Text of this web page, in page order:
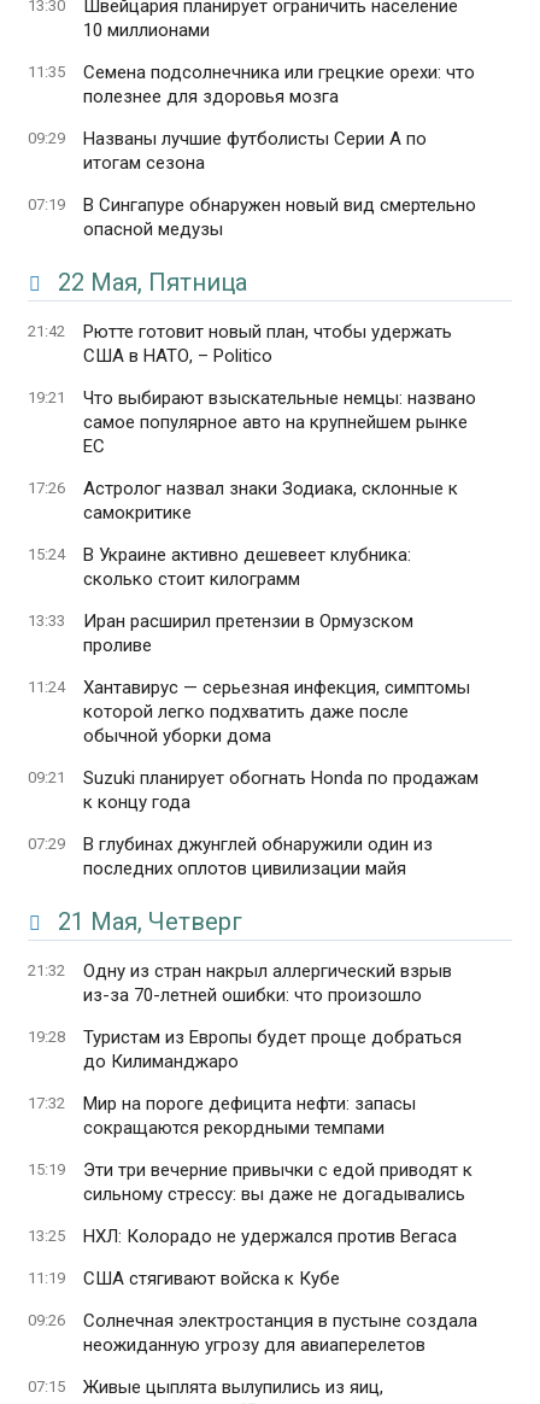
13:30
Швейцария планирует ограничить население
10 миллионами
11:35
Семена подсолнечника или грецкие орехи: что
полезнее для здоровья мозга
09:29
Названы лучшие футболисты Серии А по
итогам сезона
07:19
В Сингапуре обнаружен новый вид смертельно
опасной медузы
22 Мая, Пятница
21:42
Рютте готовит новый план, чтобы удержать
США в НАТО, – Politico
19:21
Что выбирают взыскательные немцы: названо
самое популярное авто на крупнейшем рынке
ЕС
17:26
Астролог назвал знаки Зодиака, склонные к
самокритике
15:24
В Украине активно дешевеет клубника:
сколько стоит килограмм
13:33
Иран расширил претензии в Ормузском
проливе
11:24
Хантавирус — серьезная инфекция, симптомы
которой легко подхватить даже после
обычной уборки дома
09:21
Suzuki планирует обогнать Honda по продажам
к концу года
07:29
В глубинах джунглей обнаружили один из
последних оплотов цивилизации майя
21 Мая, Четверг
21:32
Одну из стран накрыл аллергический взрыв
из-за 70-летней ошибки: что произошло
19:28
Туристам из Европы будет проще добраться
до Килиманджаро
17:32
Мир на пороге дефицита нефти: запасы
сокращаются рекордными темпами
15:19
Эти три вечерние привычки с едой приводят к
сильному стрессу: вы даже не догадывались
13:25 НХЛ: Колорадо не удержался против Вегаса
11:19 США стягивают войска к Кубе
09:26
Солнечная электростанция в пустыне создала
неожиданную угрозу для авиаперелетов
07:15
Живые цыплята вылупились из яиц,